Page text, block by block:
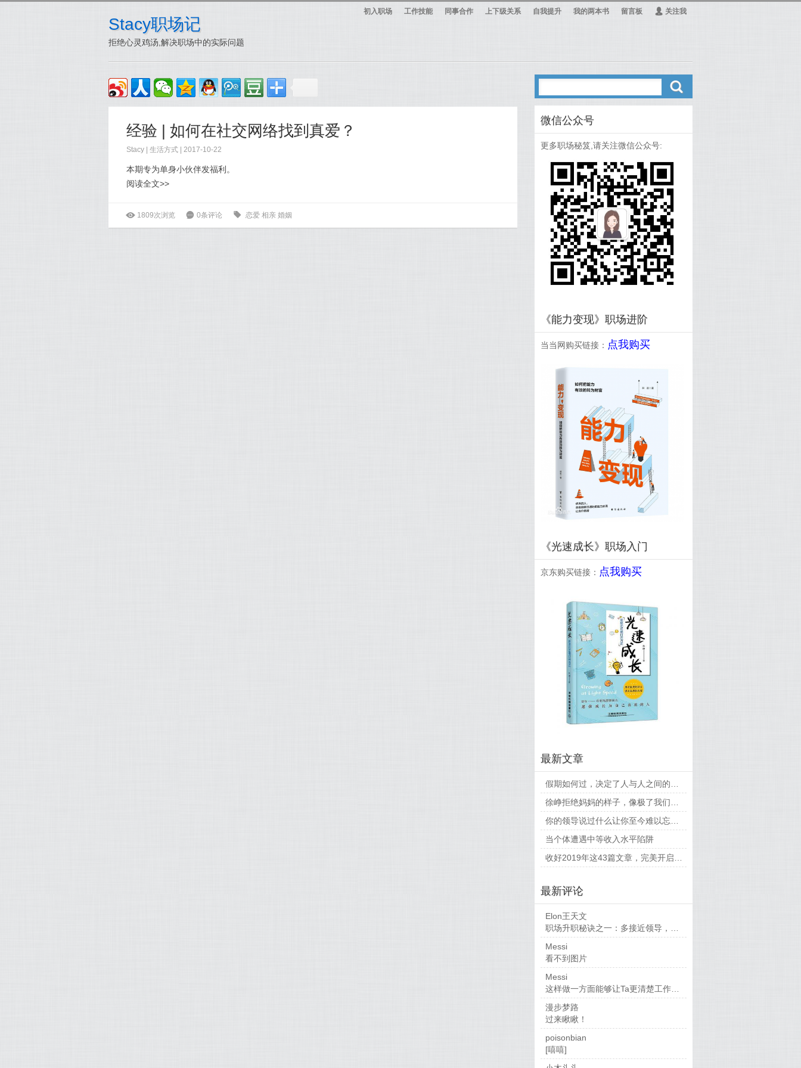
Stacy职场记
拒绝心灵鸡汤,解决职场中的实际问题
初入职场 工作技能 同事合作 上下级关系 自我提升 我的两本书 留言板 Ą 关注我
经验 | 如何在社交网络找到真爱？
Stacy 生活方式 | 2017-10-22
本期专为单身小伙伴发福利。
阅读全文>>
ė 1809次浏览 6 0条评论 0 恋爱 相亲 婚姻
ő
微信公众号
更多职场秘笈,请关注微信公众号:
《能力变现》职场进阶
当当网购买链接： 点我购买
《光速成长》职场入门
京东购买链接： 点我购买
最新文章
当个体遭遇中等收入水平陷阱
最新评论
Elon王天文
职场升职秘诀之一：多接近领导，当然，多做...
Messi
看不到图片
Messi
这样做一方面能够让Ta更清楚工作要求，也...
漫步梦路
过来瞅瞅！
poisonbian
[嘻嘻]